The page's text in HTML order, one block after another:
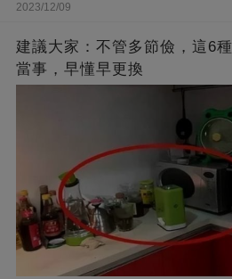
2023/12/09
建議大家：不管多節儉，這6
當事，早懂早更換